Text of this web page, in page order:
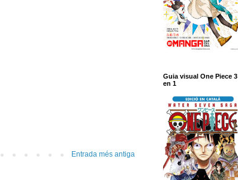
Entrada més antiga
Guia visual One Piece 3
en 1